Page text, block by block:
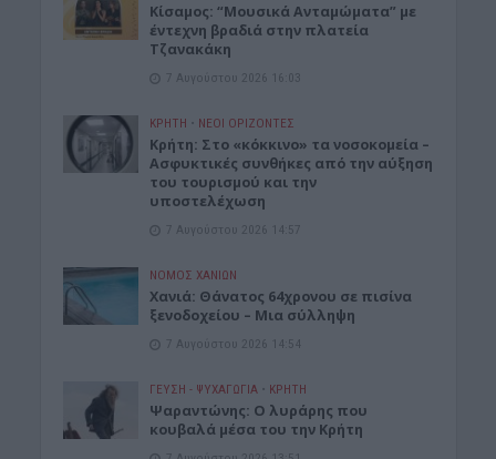
Κίσαμος: “Μουσικά Ανταμώματα” με
έντεχνη βραδιά στην πλατεία
Τζανακάκη
7 Αυγούστου 2026 16:03
ΚΡΗΤΗ • ΝΕΟΙ ΟΡΙΖΟΝΤΕΣ
Κρήτη: Στο «κόκκινο» τα νοσοκομεία –
Ασφυκτικές συνθήκες από την αύξηση
του τουρισμού και την
υποστελέχωση
7 Αυγούστου 2026 14:57
ΝΟΜΌΣ ΧΑΝΊΩΝ
Χανιά: Θάνατος 64χρονου σε πισίνα
ξενοδοχείου – Μια σύλληψη
7 Αυγούστου 2026 14:54
ΓΕΎΣΗ - ΨΥΧΑΓΩΓΊΑ • ΚΡΗΤΗ
Ψαραντώνης: Ο λυράρης που
κουβαλά μέσα του την Κρήτη